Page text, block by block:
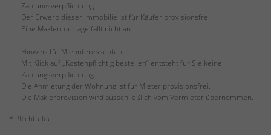
Zahlungsverpflichtung.
Der Erwerb dieser Immobilie ist für Käufer provisionsfrei.
Eine Maklercourtage fällt nicht an.
Hinweis für Mietinteressenten:
Mit Klick auf „Kostenpflichtig bestellen“ entsteht für Sie keine
Zahlungsverpflichtung.
Die Anmietung der Wohnung ist für Mieter provisionsfrei.
Die Maklerprovision wird ausschließlich vom Vermieter übernommen.
* Pflichtfelder